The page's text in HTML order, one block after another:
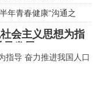
年青春健康“沟通之
会主义思想为指
量发展
指导 奋力推进我国人口